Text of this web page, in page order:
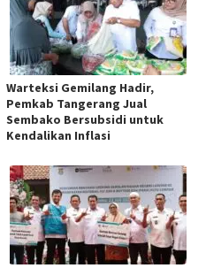
Warteksi Gemilang Hadir,
Pemkab Tangerang Jual
Sembako Bersubsidi untuk
Kendalikan Inflasi